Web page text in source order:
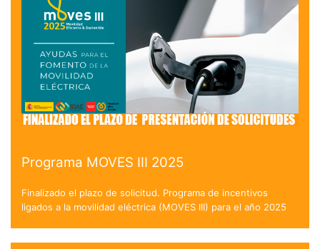
Programa MOVES III 2025
Finalizado el plazo de solicitud. Programa de incentivos
ligados a la movilidad eléctrica (MOVES III) para el año 2025